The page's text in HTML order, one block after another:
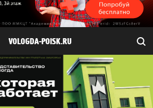
VOLOGDA-POISK.RU